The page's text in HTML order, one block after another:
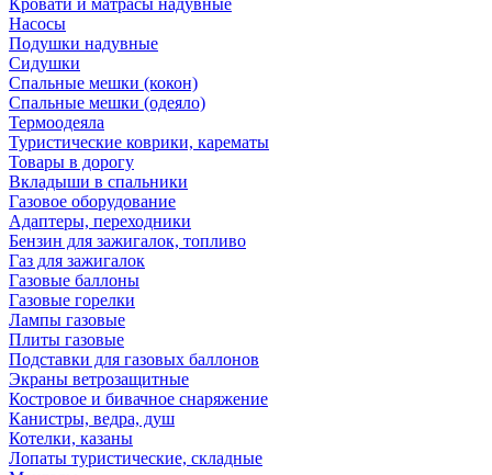
Кровати и матрасы надувные
Насосы
Подушки надувные
Сидушки
Спальные мешки (кокон)
Спальные мешки (одеяло)
Термоодеяла
Туристические коврики, карематы
Товары в дорогу
Вкладыши в спальники
Газовое оборудование
Адаптеры, переходники
Бензин для зажигалок, топливо
Газ для зажигалок
Газовые баллоны
Газовые горелки
Лампы газовые
Плиты газовые
Подставки для газовых баллонов
Экраны ветрозащитные
Костровое и бивачное снаряжение
Канистры, ведра, душ
Котелки, казаны
Лопаты туристические, складные